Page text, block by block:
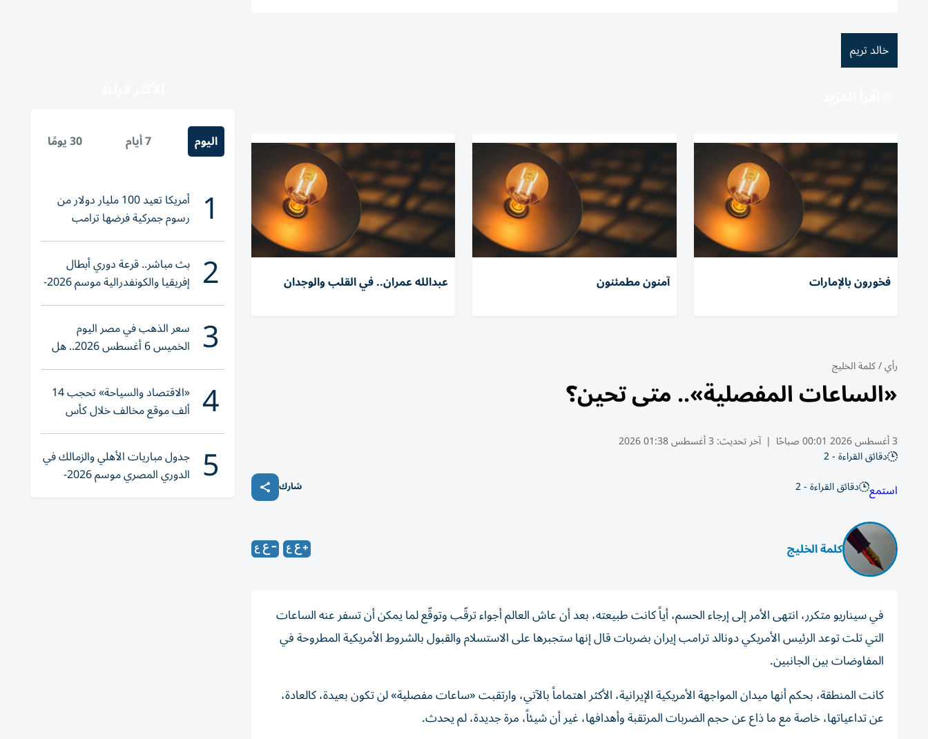
خالد تريم
فخورون بالإمارات آمنون مطمئنون عبدالله عمران.. في القلب والوجدان
رأي/كلمة الخليج
«الساعات المفصلية».. متى تحين؟
3 أغسطس 2026 00:01 صباحًا | آخر تحديث: 3 أغسطس 01:38 2026
دقائق القراءة - 2
استمع دقائق القراءة - 2 شارك
كلمة الخليج
في سيناريو متكرر، انتهى الأمر إلى إرجاء الحسم، أياً كانت طبيعته، بعد أن عاش العالم أجواء ترقّب وتوقّع لما يمكن أن تسفر عنه الساعات
التي تلت توعد الرئيس الأمريكي دونالد ترامب إيران بضربات قال إنها ستجبرها على الاستسلام والقبول بالشروط الأمريكية المطروحة في
المفاوضات بين الجانبين.
كانت المنطقة، بحكم أنها ميدان المواجهة الأمريكية الإيرانية، الأكثر اهتماماً بالآتي، وارتقبت «ساعات مفصلية» لن تكون بعيدة، كالعادة،
عن تداعياتها، خاصة مع ما ذاع عن حجم الضربات المرتقبة وأهدافها، غير أن شيئاً، مرة جديدة، لم يحدث.
اليوم 7 أيام 30 يومًا
1 أمريكا تعيد 100 مليار دولار من
رسوم جمركية فرضها ترامب
2 بث مباشر.. قرعة دوري أبطال
إفريقيا والكونفدرالية موسم 2026-
2027
3 سعر الذهب في مصر اليوم
الخميس 6 أغسطس 2026.. هل
تنوي الشراء؟
4 «الاقتصاد والسياحة» تحجب 14
ألف موقع مخالف خلال كأس
العالم 2026
5 جدول مباريات الأهلي والزمالك في
الدوري المصري موسم 2026-